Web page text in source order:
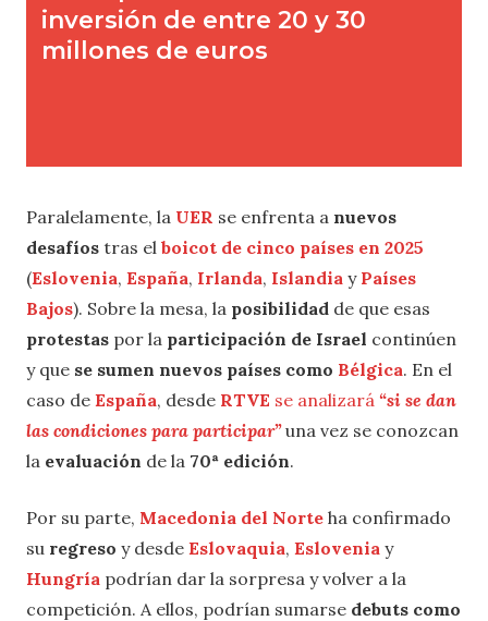
Paralelamente, la UER se enfrenta a nuevos
desafíos tras el boicot de cinco países en 2025
(Eslovenia, España, Irlanda, Islandia y Países
Bajos). Sobre la mesa, la posibilidad de que esas
protestas por la participación de Israel continúen
y que se sumen nuevos países como Bélgica. En el
caso de España, desde RTVE se analizará “si se dan
las condiciones para participar”una vez se conozcan
la evaluación de la 70ª edición.
Por su parte, Macedonia del Norte ha confirmado
su regreso y desde Eslovaquia, Eslovenia y
Hungría podrían dar la sorpresa y volver a la
competición. A ellos, podrían sumarse debuts como